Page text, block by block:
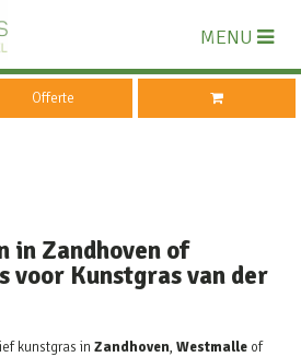
MENU
Offerte
in Zandhoven of
voor Kunstgras van der
kunstgras in Zandhoven, Westmalle of